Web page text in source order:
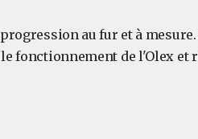
au fur et à mesure.
fonctionnement de l'Olex et